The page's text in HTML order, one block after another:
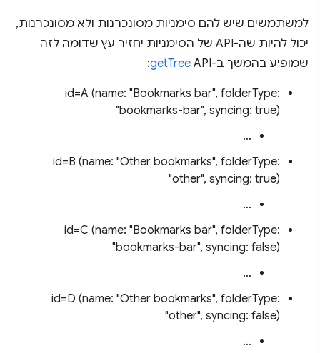
למשתמשים שיש להם סימניות מסונכרנות ולא מסונכרנות,
יכול להיות שה-API של הסימניות יחזיר עץ שדומה לזה
שמופיע בהמשך ב-API‏
getTree
:
id=A (name: "Bookmarks bar", folderType:
"bookmarks-bar", syncing: true)
…
id=B (name: "Other bookmarks", folderType:
"other", syncing: true)
…
id=C (name: "Bookmarks bar", folderType:
"bookmarks-bar", syncing: false)
…
id=D (name: "Other bookmarks", folderType:
"other", syncing: false)
…